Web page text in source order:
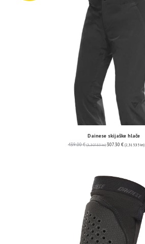
Dainese skijaške hlače
439.00€ (3,307.65 kn) 307.30 € (2,315.35 kn)